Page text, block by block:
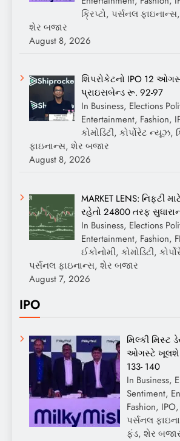
ક્રિપ્ટો, પર્સનલ
શેર બજાર
August 8, 2026
શિપરોકેટનો IPO 12
પ્રાઇસબેન્ડ રૂ. 92-97
In Business, Elections
Entertainment, Fashion,
કોમોડિટી, કોર્પોરેટ ન્યૂઝ,
ફાઇનાન્સ, શેર બજાર
August 8, 2026
MARKET LENS: નિફ્ટી
રહેતો 24800 તરફ
In Business, Elections
Entertainment, Fashion,
ઈકોનોમી, કોમોડિટી,
પર્સનલ ફાઇનાન્સ, શેર બજાર
August 7, 2026
IPO
મિલ્કી મિસ્ટ
ઓગસ્ટે ખૂલશે,
133- 140
In Business,
Sentiment,
Fashion,
પર્સનલ
ફંડ, શેર